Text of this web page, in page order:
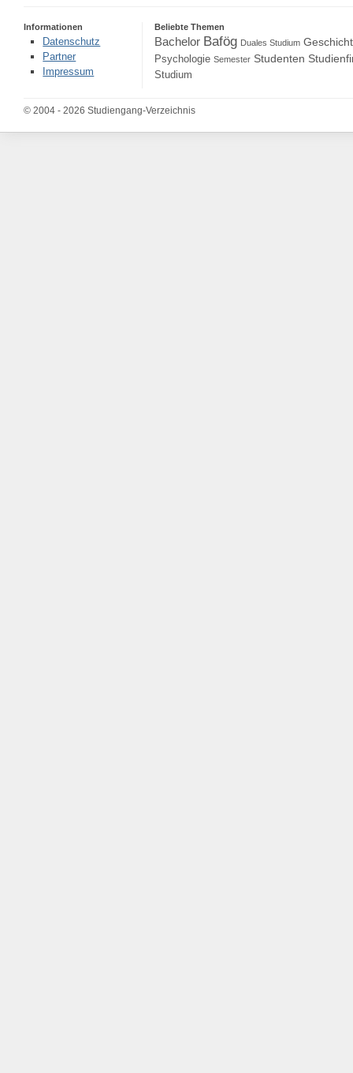
Informationen
Datenschutz
Partner
Impressum
Beliebte Themen
Bachelor Bafög Duales Studium
Psychologie Semester Studenten
Studium
© 2004 - 2026 Studiengang-Verzeichnis